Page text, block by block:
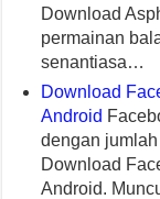
Download
permainan
senantiasa…
Download
Android
dengan
Download
Android.